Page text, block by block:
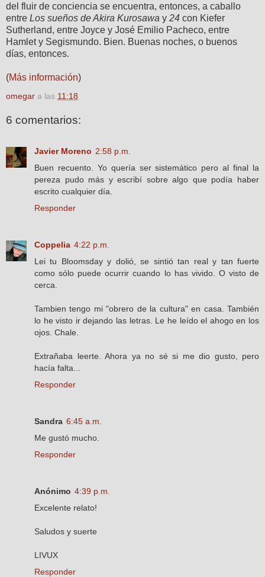
del fluir de conciencia se encuentra, entonces, a caballo
entre Los sueños de Akira Kurosawa y 24 con Kiefer
Sutherland, entre Joyce y José Emilio Pacheco, entre
Hamlet y Segismundo. Bien. Buenas noches, o buenos
días, entonces.
(Más información)
omegar a las 11:18
6 comentarios:
Javier Moreno 2:58 p.m.
Buen recuento. Yo quería ser sistemático pero al final la
pereza pudo más y escribí sobre algo que podía haber
escrito cualquier día.
Responder
Coppelia 4:22 p.m.
Lei tu Bloomsday y dolió, se sintió tan real y tan fuerte
como sólo puede ocurrir cuando lo has vivido. O visto de
cerca.
Tambien tengo mi "obrero de la cultura" en casa. También
lo he visto ir dejando las letras. Le he leído el ahogo en los
ojos. Chale.
Extrañaba leerte. Ahora ya no sé si me dio gusto, pero
hacía falta...
Responder
Sandra 6:45 a.m.
Me gustó mucho.
Responder
Anónimo 4:39 p.m.
Excelente relato!
Saludos y suerte
LIVUX
Responder